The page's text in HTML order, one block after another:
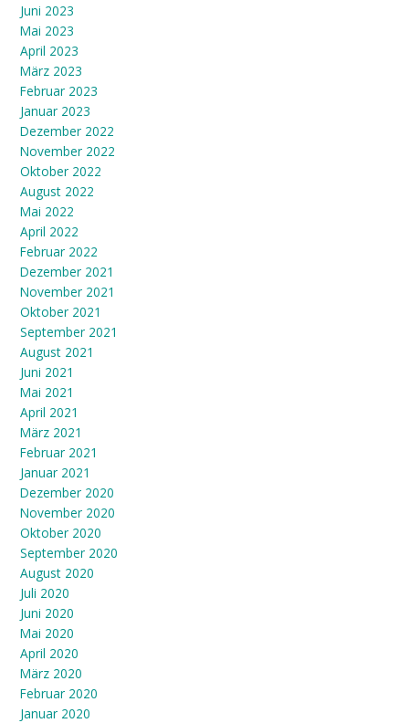
Juni 2023
Mai 2023
April 2023
März 2023
Februar 2023
Januar 2023
Dezember 2022
November 2022
Oktober 2022
August 2022
Mai 2022
April 2022
Februar 2022
Dezember 2021
November 2021
Oktober 2021
September 2021
August 2021
Juni 2021
Mai 2021
April 2021
März 2021
Februar 2021
Januar 2021
Dezember 2020
November 2020
Oktober 2020
September 2020
August 2020
Juli 2020
Juni 2020
Mai 2020
April 2020
März 2020
Februar 2020
Januar 2020